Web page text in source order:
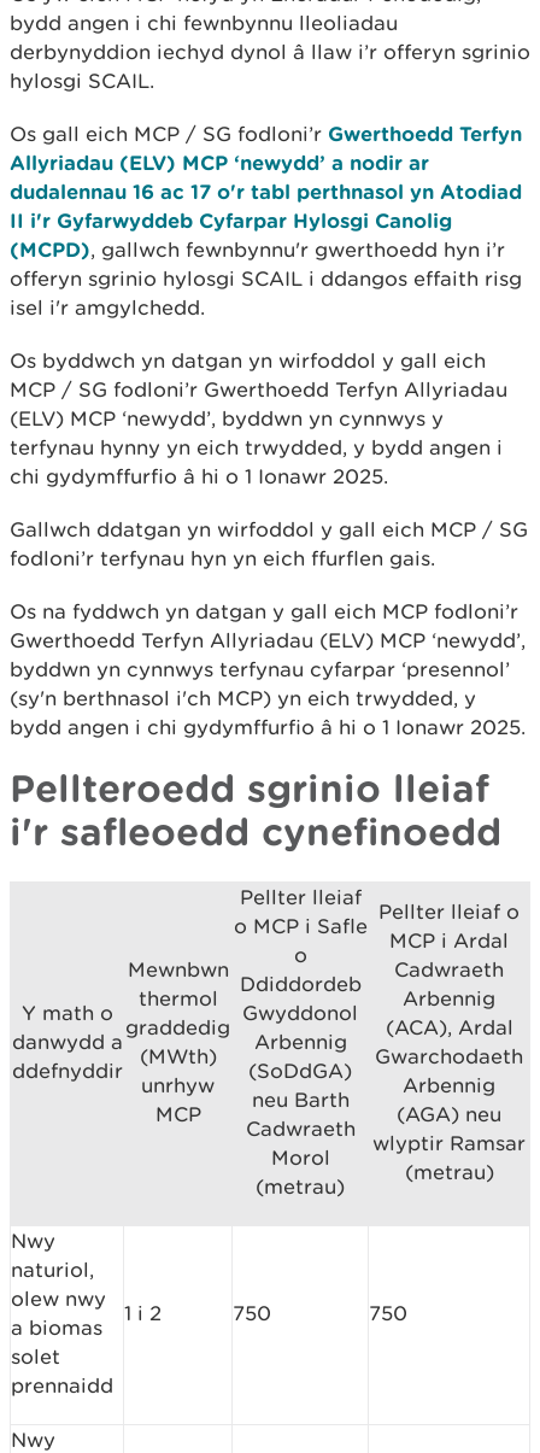
bydd angen i chi fewnbynnu lleoliadau
derbynyddion iechyd dynol â llaw i’r offeryn sgrinio
hylosgi SCAIL.
Os gall eich MCP / SG fodloni’r Gwerthoedd Terfyn
Allyriadau (ELV) MCP ‘newydd’ a nodir ar
dudalennau 16 ac 17 o'r tabl perthnasol yn Atodiad
II i'r Gyfarwyddeb Cyfarpar Hylosgi Canolig
(MCPD), gallwch fewnbynnu'r gwerthoedd hyn i’r
offeryn sgrinio hylosgi SCAIL i ddangos effaith risg
isel i'r amgylchedd.
Os byddwch yn datgan yn wirfoddol y gall eich
MCP / SG fodloni’r Gwerthoedd Terfyn Allyriadau
(ELV) MCP ‘newydd’, byddwn yn cynnwys y
terfynau hynny yn eich trwydded, y bydd angen i
chi gydymffurfio â hi o 1 Ionawr 2025.
Gallwch ddatgan yn wirfoddol y gall eich MCP / SG
fodloni’r terfynau hyn yn eich ffurflen gais.
Os na fyddwch yn datgan y gall eich MCP fodloni’r
Gwerthoedd Terfyn Allyriadau (ELV) MCP ‘newydd’,
byddwn yn cynnwys terfynau cyfarpar ‘presennol’
(sy'n berthnasol i'ch MCP) yn eich trwydded, y
bydd angen i chi gydymffurfio â hi o 1 Ionawr 2025.
Pellteroedd sgrinio lleiaf
i'r safleoedd cynefinoedd
Y math o
danwydd a
ddefnyddir
Mewnbwn
thermol
graddedig
(MWth)
unrhyw
MCP
Pellter lleiaf
o MCP i Safle
o
Ddiddordeb
Gwyddonol
Arbennig
(SoDdGA)
neu Barth
Cadwraeth
Morol
(metrau)
Pellter lleiaf o
MCP i Ardal
Cadwraeth
Arbennig
(ACA), Ardal
Gwarchodaeth
Arbennig
(AGA) neu
wlyptir Ramsar
(metrau)
Nwy
naturiol,
olew nwy
a biomas
solet
prennaidd
1 i 2 750 750
Nwy